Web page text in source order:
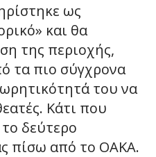
ως
και θα
της περιοχής,
τα πιο σύγχρονα
του να
Κάτι που
το δεύτερο
πίσω από το ΟΑΚΑ.